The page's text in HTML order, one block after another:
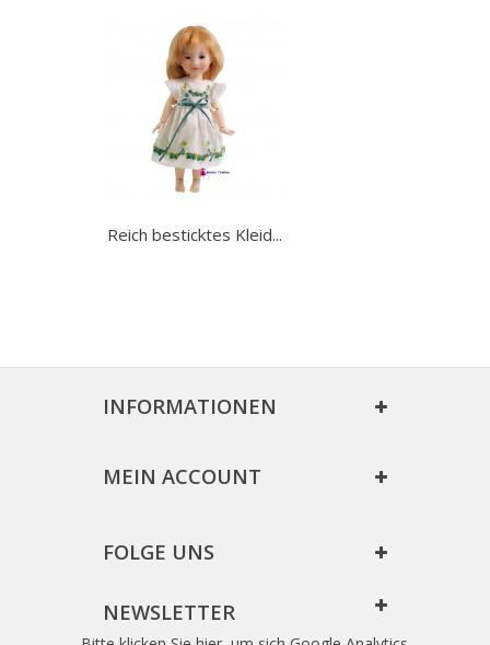
Reich besticktes Kleid...
INFORMATIONEN
MEIN ACCOUNT
FOLGE UNS
NEWSLETTER